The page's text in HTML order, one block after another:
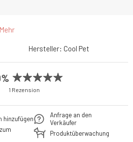
Mehr
Hersteller: Cool Pet
1 Rezension
hinzufügen
Anfrage an den
Verkäufer
Produktüberwachung